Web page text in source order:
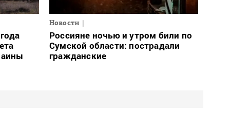
Новости
Россияне ночью и утром били по
Сумской области: пострадали
гражданские